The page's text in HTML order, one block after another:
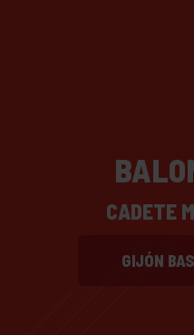
CADETE
GIJÓN